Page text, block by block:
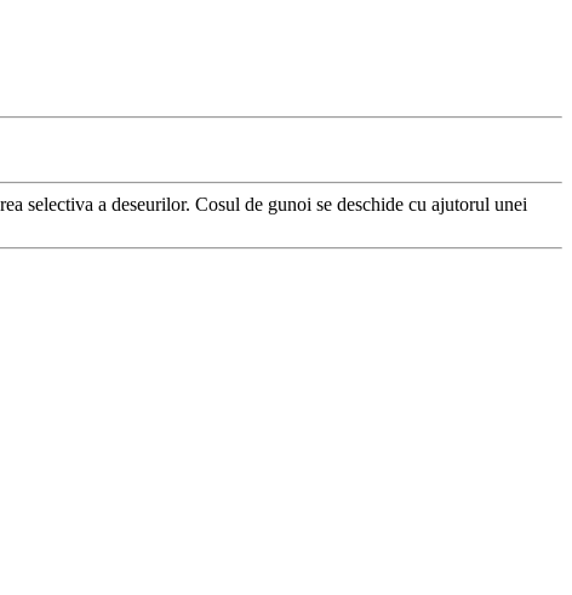
selectiva a deseurilor. Cosul de gunoi se deschide cu ajutorul unei